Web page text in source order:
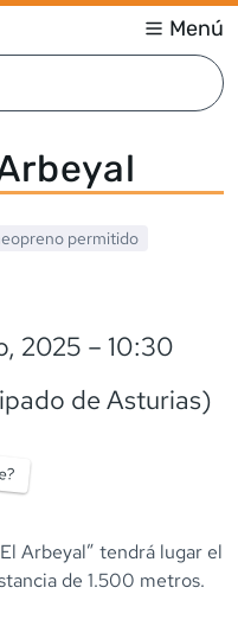
Menú
permitido
2025 – 10:30
de Asturias)
Arbeyal” tendrá lugar el
de 1.500 metros.